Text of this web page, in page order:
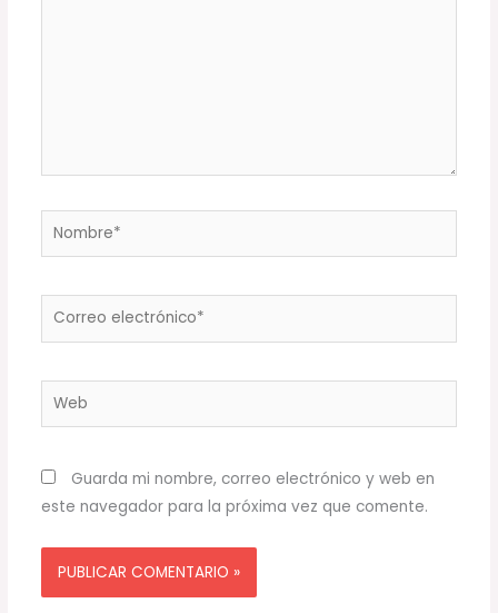
Nombre*
Correo
Web
Guarda mi nombre, correo electrónico y web en
este navegador para la próxima vez que comente.